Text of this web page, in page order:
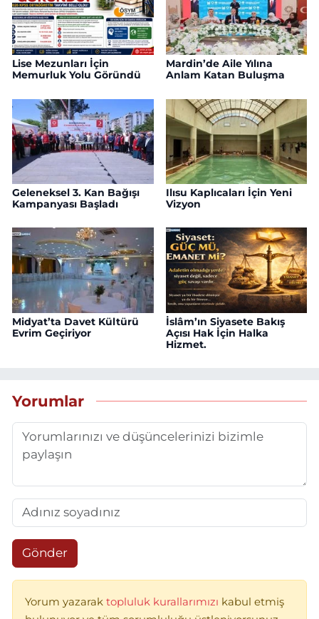
Lise Mezunları İçin
Memurluk Yolu Göründü
Mardin’de Aile Yılına
Anlam Katan Buluşma
Geleneksel 3. Kan Bağışı
Kampanyası Başladı
Ilısu Kaplıcaları İçin Yeni
Vizyon
Midyat’ta Davet Kültürü
Evrim Geçiriyor
İslâm’ın Siyasete Bakış
Açısı Hak İçin Halka
Hizmet.
Yorumlar
Gönder
Yorum yazarak topluluk kurallarımızı kabul etmiş